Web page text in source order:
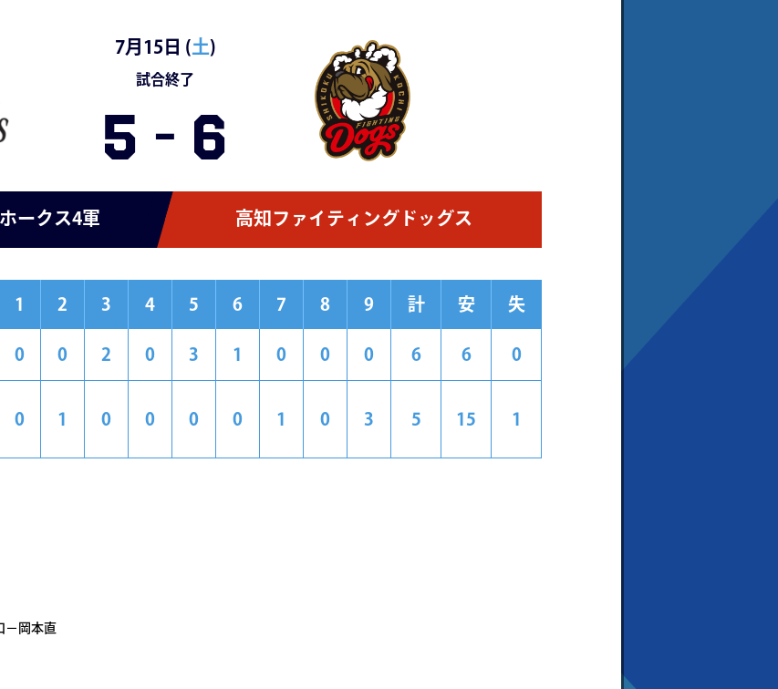
7月15日 (土)
試合終了
5 - 6
ークス4軍 高知ファイティングドッグス
1 2 3 4 5 6 7 8 9 計 安 失
0 0 2 0 3 1 0 0 0 6 6 0
0 1 0 0 0 0 1 0 3 5 15 1
－岡本直